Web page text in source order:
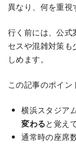
異なり、何を重視
行く前には、公式
セスや混雑対策
しめます。
この記事のポイン
横浜スタジア
変わると覚え
通常時の座席数